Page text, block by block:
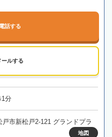
電話する
ールする
分
市新松戸2-121 グランドプラ
地図